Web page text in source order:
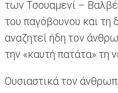
των Τσουαμενί –
του παγόβουνου και τη
αναζητεί ήδη τον
την «καυτή πατάτα» τη
Ουσιαστικά τον